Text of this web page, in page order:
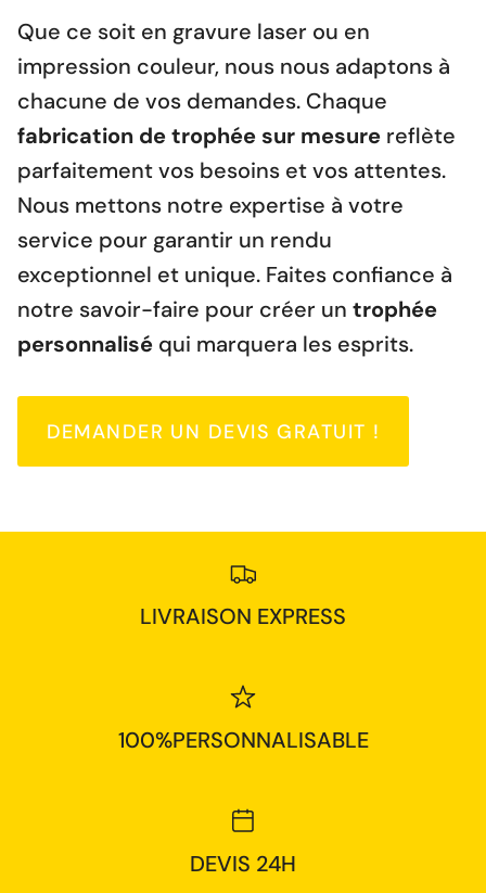
Que ce soit en gravure laser ou en
impression couleur, nous nous adaptons à
chacune de vos demandes. Chaque
fabrication de trophée sur mesure reflète
parfaitement vos besoins et vos attentes.
Nous mettons notre expertise à votre
service pour garantir un rendu
exceptionnel et unique. Faites confiance à
notre savoir-faire pour créer un trophée
personnalisé qui marquera les esprits.
DEMANDER UN DEVIS GRATUIT !
LIVRAISON EXPRESS
100%PERSONNALISABLE
DEVIS 24H